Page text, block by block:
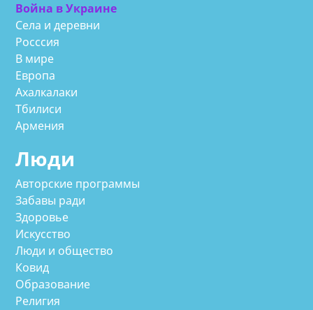
Война в Украине
Села и деревни
Росссия
В мире
Европа
Ахалкалаки
Тбилиси
Армения
Люди
Авторские программы
Забавы ради
Здоровье
Искусство
Люди и общество
Ковид
Образование
Религия